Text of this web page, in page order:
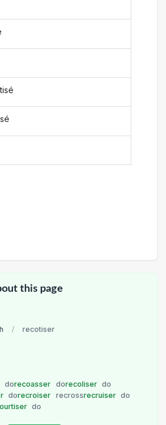
this page
/ recotiser
dorecoasser dorecoliser do
dorecroiser recrossrecruiser do
do